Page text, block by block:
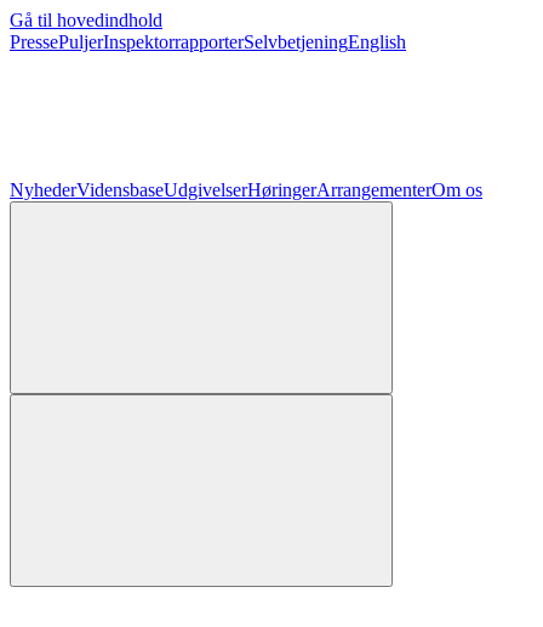
Gå til hovedindhold
PressePuljerInspektorrapporterSelvbetjeningEnglish
NyhederVidensbaseUdgivelserHøringerArrangementerOm os